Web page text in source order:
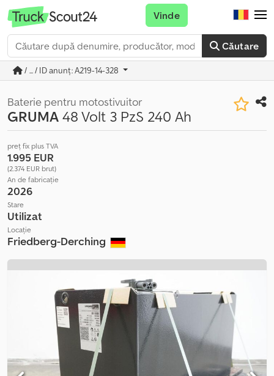
Căutare
Vinde
/ ... / ID anunț: A219-14-328
Baterie pentru motostivuitor
GRUMA48 Volt 3 PzS 240 Ah
preț fix plus TVA
1.995 EUR
(2.374 EUR brut)
An de fabricație
2026
Stare
Utilizat
Locație
Friedberg-Derching